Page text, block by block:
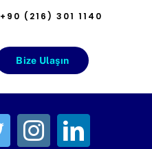
+90 (216) 301 1140
Bize Ulaşın